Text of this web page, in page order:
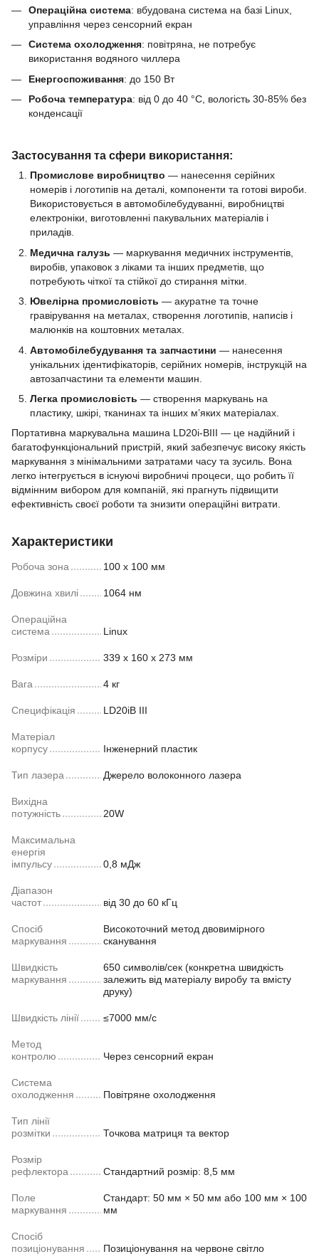
Операційна система: вбудована система на базі Linux,
управління через сенсорний екран
Система охолодження: повітряна, не потребує
використання водяного чиллера
Енергоспоживання: до 150 Вт
Робоча температура: від 0 до 40 °C, вологість 30-85% без
конденсації
Застосування та сфери використання:
Промислове виробництво — нанесення серійних
номерів і логотипів на деталі, компоненти та готові вироби.
Використовується в автомобілебудуванні, виробництві
електроніки, виготовленні пакувальних матеріалів і
приладів.
Медична галузь — маркування медичних інструментів,
виробів, упаковок з ліками та інших предметів, що
потребують чіткої та стійкої до стирання мітки.
Ювелірна промисловість — акуратне та точне
гравірування на металах, створення логотипів, написів і
малюнків на коштовних металах.
Автомобілебудування та запчастини — нанесення
унікальних ідентифікаторів, серійних номерів, інструкцій на
автозапчастини та елементи машин.
Легка промисловість — створення маркувань на
пластику, шкірі, тканинах та інших м’яких матеріалах.
Портативна маркувальна машина LD20i-BIII — це надійний і
багатофункціональний пристрій, який забезпечує високу якість
маркування з мінімальними затратами часу та зусиль. Вона
легко інтегрується в існуючі виробничі процеси, що робить її
відмінним вибором для компаній, які прагнуть підвищити
ефективність своєї роботи та знизити операційні витрати.
Характеристики
Робоча зона 100 х 100 мм
Довжина хвилі 1064 нм
Операційна
система
Linux
Розміри 339 x 160 x 273 мм
Вага 4 кг
Специфікація LD20iB III
Матеріал
корпусу
Інженерний пластик
Тип лазера Джерело волоконного лазера
Вихідна
потужність
20W
Максимальна
енергія
імпульсу
0,8 мДж
Діапазон
частот
від 30 до 60 кГц
Спосіб
маркування
Високоточний метод двовимірного
сканування
Швидкість
маркування
650 символів/сек (конкретна швидкість
залежить від матеріалу виробу та вмісту
друку)
Швидкість лінії ≤7000 мм/с
Метод
контролю
Через сенсорний екран
Система
охолодження
Повітряне охолодження
Тип лінії
розмітки
Точкова матриця та вектор
Розмір
рефлектора
Стандартний розмір: 8,5 мм
Поле
маркування
Стандарт: 50 мм × 50 мм або 100 мм × 100
мм
Спосіб
позиціонування
Позиціонування на червоне світло